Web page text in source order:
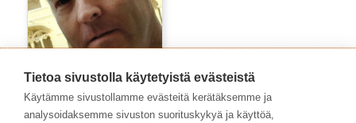
Matti Pajuniemi
Tietoa sivustolla käytetyistä evästeistä
Käytämme sivustollamme evästeitä kerätäksemme ja
analysoidaksemme sivuston suorituskykyä ja käyttöä,